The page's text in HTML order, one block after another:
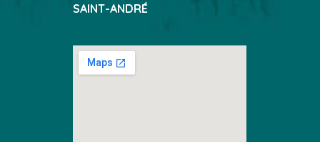
SAINT-ANDRÉ